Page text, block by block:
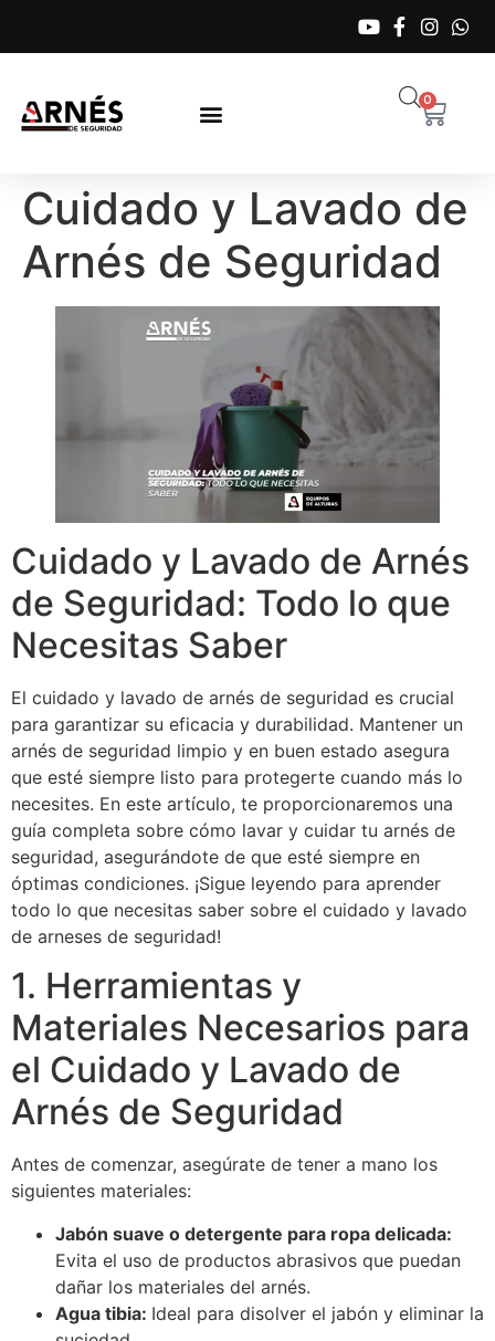
0
Cuidado y Lavado de
Arnés de Seguridad
Cuidado y Lavado de Arnés
de Seguridad: Todo lo que
Necesitas Saber
El cuidado y lavado de arnés de seguridad es crucial
para garantizar su eficacia y durabilidad. Mantener un
arnés de seguridad limpio y en buen estado asegura
que esté siempre listo para protegerte cuando más lo
necesites. En este artículo, te proporcionaremos una
guía completa sobre cómo lavar y cuidar tu arnés de
seguridad, asegurándote de que esté siempre en
óptimas condiciones. ¡Sigue leyendo para aprender
todo lo que necesitas saber sobre el cuidado y lavado
de arneses de seguridad!
1. Herramientas y
Materiales Necesarios para
el Cuidado y Lavado de
Arnés de Seguridad
Antes de comenzar, asegúrate de tener a mano los
siguientes materiales:
Jabón suave o detergente para ropa delicada:
Evita el uso de productos abrasivos que puedan
dañar los materiales del arnés.
Agua tibia: Ideal para disolver el jabón y eliminar la